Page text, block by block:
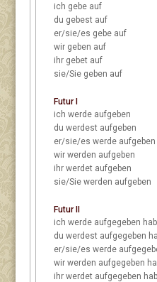
ich gebe auf
du gebest auf
er/sie/es gebe auf
wir geben auf
ihr gebet auf
sie/Sie geben auf
Futur I
ich werde aufgeben
du werdest aufgeben
er/sie/es werde aufgeben
wir werden aufgeben
ihr werdet aufgeben
sie/Sie werden aufgeben
Futur II
ich
werde aufgegeben
du
werdest aufgegeben
er/sie/es
werde
wir
werden aufgegeben
ihr
werdet aufgegeben